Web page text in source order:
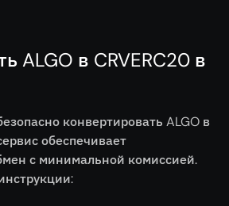
ALGO в CRVERC20 в
конвертировать ALGO в
обеспечивает
с минимальной комиссией.